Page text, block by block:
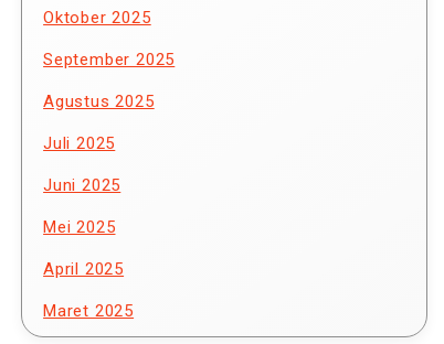
Oktober 2025
September 2025
Agustus 2025
Juli 2025
Juni 2025
Mei 2025
April 2025
Maret 2025